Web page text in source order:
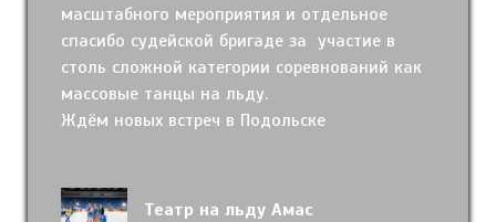
масштабного мероприятия и отдельное
спасибо судейской бригаде за участие в
столь сложной категории соревнований как
массовые танцы на льду.
Ждём новых встреч в Подольске
Театр на льду Амас